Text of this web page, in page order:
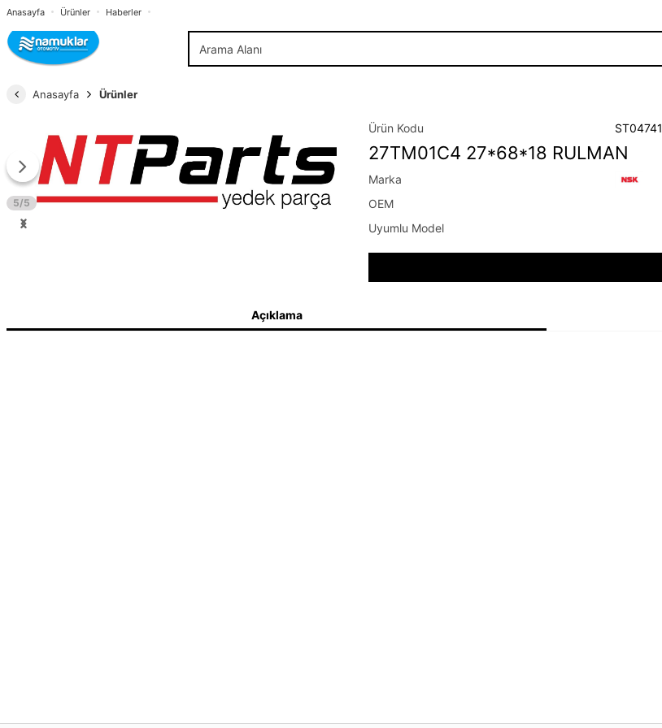
Anasayfa Ürünler Haberler
Anasayfa Ürünler
5/5
ST04741
27TM01C4 27*68*18 RULMAN
Açıklama